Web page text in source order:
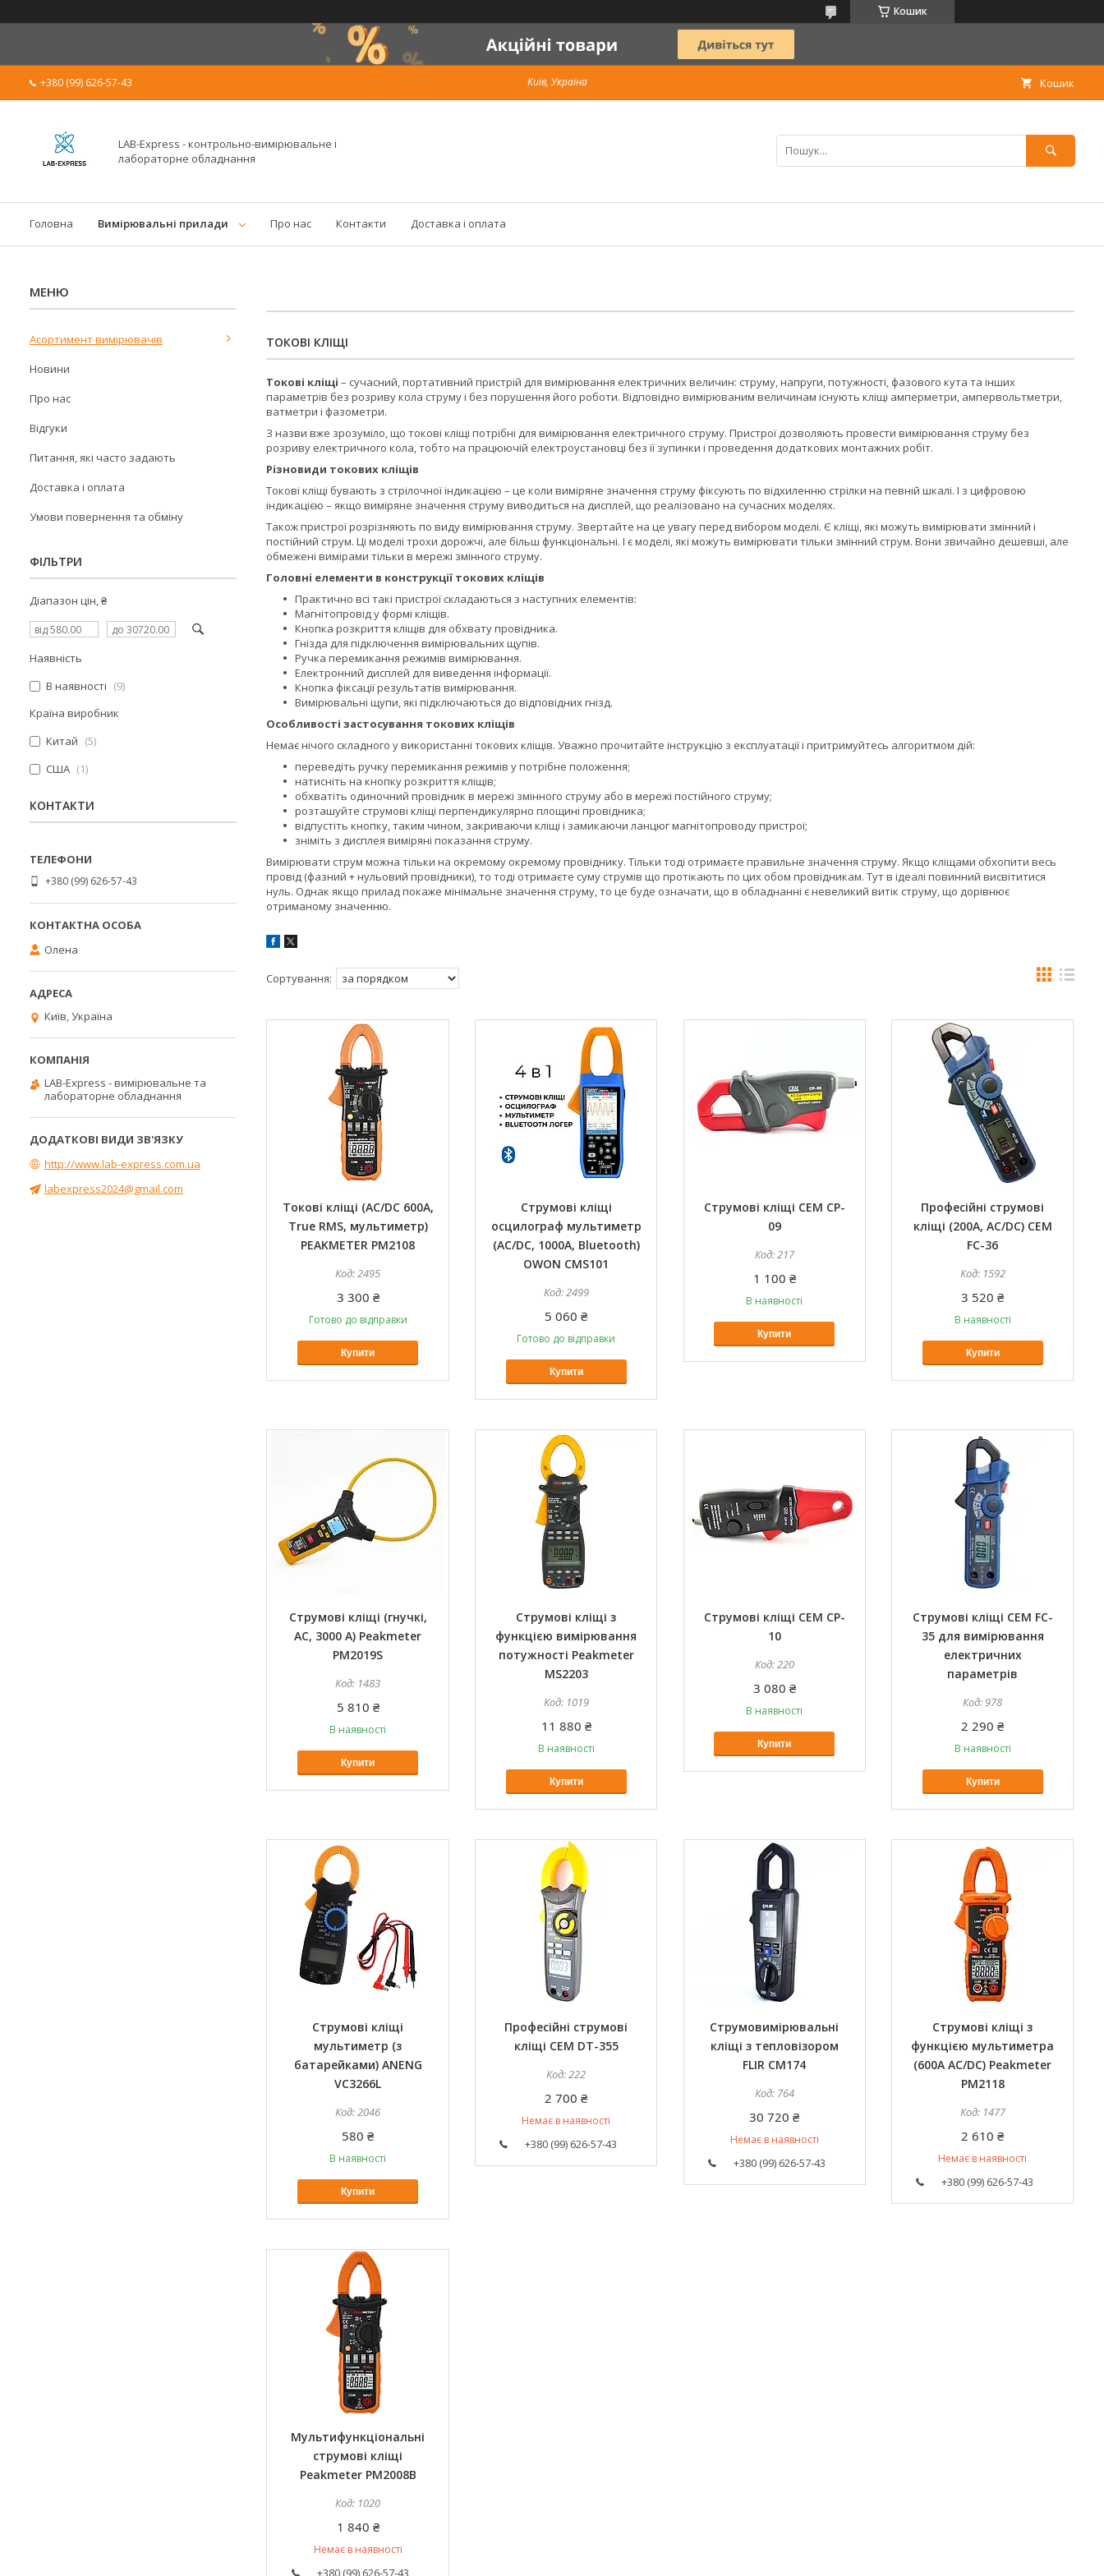
Кошик
+380 (99) 626-57-43 Київ, Україна Кошик
LAB-Express - контрольно-вимірювальне і
лабораторне обладнання
Головна Вимірювальні прилади Про нас Контакти Доставка і оплата
ТОКОВІ КЛІЩІ
Токові кліщі – сучасний, портативний пристрій для вимірювання електричних величин: струму, напруги, потужності, фазового кута та інших
параметрів без розриву кола струму і без порушення його роботи. Відповідно вимірюваним величинам існують кліщі амперметри, ампервольтметри,
ватметри і фазометри.
З назви вже зрозуміло, що токові кліщі потрібні для вимірювання електричного струму. Пристрої дозволяють провести вимірювання струму без
розриву електричного кола, тобто на працюючій електроустановці без її зупинки і проведення додаткових монтажних робіт.
Різновиди токових кліщів
Токові кліщі бувають з стрілочної індикацією – це коли виміряне значення струму фіксують по відхиленню стрілки на певній шкалі. І з цифровою
індикацією – якщо виміряне значення струму виводиться на дисплей, що реалізовано на сучасних моделях.
Також пристрої розрізняють по виду вимірювання струму. Звертайте на це увагу перед вибором моделі. Є кліщі, які можуть вимірювати змінний і
постійний струм. Ці моделі трохи дорожчі, але більш функціональні. І є моделі, які можуть вимірювати тільки змінний струм. Вони звичайно дешевші, але
обмежені вимірами тільки в мережі змінного струму.
Головні елементи в конструкції токових кліщів
Практично всі такі пристрої складаються з наступних елементів:
Магнітопровід у формі кліщів.
Кнопка розкриття кліщів для обхвату провідника.
Гнізда для підключення вимірювальних щупів.
Ручка перемикання режимів вимірювання.
Електронний дисплей для виведення інформації.
Кнопка фіксації результатів вимірювання.
Вимірювальні щупи, які підключаються до відповідних гнізд.
Особливості застосування токових кліщів
Немає нічого складного у використанні токових кліщів. Уважно прочитайте інструкцію з експлуатації і притримуйтесь алгоритмом дій:
переведіть ручку перемикання режимів у потрібне положення;
натисніть на кнопку розкриття кліщів;
обхватіть одиночний провідник в мережі змінного струму або в мережі постійного струму;
розташуйте струмові кліщі перпендикулярно площині провідника;
відпустіть кнопку, таким чином, закриваючи кліщі і замикаючи ланцюг магнітопроводу пристрої;
зніміть з дисплея виміряні показання струму.
Вимірювати струм можна тільки на окремому окремому провіднику. Тільки тоді отримаєте правильне значення струму. Якщо кліщами обхопити весь
провід (фазний + нульовий провідники), то тоді отримаєте суму струмів що протікають по цих обом провідникам. Тут в ідеалі повинний висвітитися
нуль. Однак якщо прилад покаже мінімальне значення струму, то це буде означати, що в обладнанні є невеликий витік струму, що дорівнює
отриманому значенню.
Токові кліщі (AC/DC 600А,
True RMS, мультиметр)
PEAKMETER PM2108
2495
3 300 ₴
Готово до відправки
Купити
Струмові кліщі
осцилограф мультиметр
(AC/DC, 1000А, Bluetooth)
OWON CMS101
2499
5 060 ₴
Готово до відправки
Купити
Струмові кліщі CEM CP-
09
217
1 100 ₴
В наявності
Купити
Професійні струмові
кліщі (200A, AC/DC) CEM
FC-36
1592
3 520 ₴
В наявності
Купити
Струмові кліщі (гнучкі,
AC, 3000 A) Peakmeter
PM2019S
1483
5 810 ₴
В наявності
Купити
Струмові кліщі з
функцією вимірювання
потужності Peakmeter
MS2203
1019
11 880 ₴
В наявності
Купити
Струмові кліщі CEM CP-
10
220
3 080 ₴
В наявності
Купити
Струмові кліщі CEM FC-
35 для вимірювання
електричних
параметрів
978
2 290 ₴
В наявності
Купити
Струмові кліщі
мультиметр (з
батарейками) ANENG
VC3266L
2046
580 ₴
В наявності
Купити
Професійні струмові
кліщі CEM DT-355
222
2 700 ₴
Немає в наявності
+380 (99) 626-57-43
Струмовимірювальні
кліщі з тепловізором
FLIR CM174
764
30 720 ₴
Немає в наявності
+380 (99) 626-57-43
Струмові кліщі з
функцією мультиметра
(600A AC/DC) Peakmeter
PM2118
1477
2 610 ₴
Немає в наявності
+380 (99) 626-57-43
Мультифункціональні
струмові кліщі
Peakmeter PM2008B
1020
1 840 ₴
Немає в наявності
+380 (99) 626-57-43
Асортимент вимірювачів
Новини
Про нас
Відгуки
Питання, які часто задають
Доставка і оплата
Умови повернення та обміну
ФІЛЬТРИ
Діапазон цін, ₴
Наявність
В наявності
9
Країна виробник
Китай
5
США
1
КОНТАКТИ
+380 (99) 626-57-43
Олена
Київ, Україна
LAB-Express - вимірювальне та
лабораторне обладнання
http://www.lab-express.com.ua
labexpress2024@gmail.com